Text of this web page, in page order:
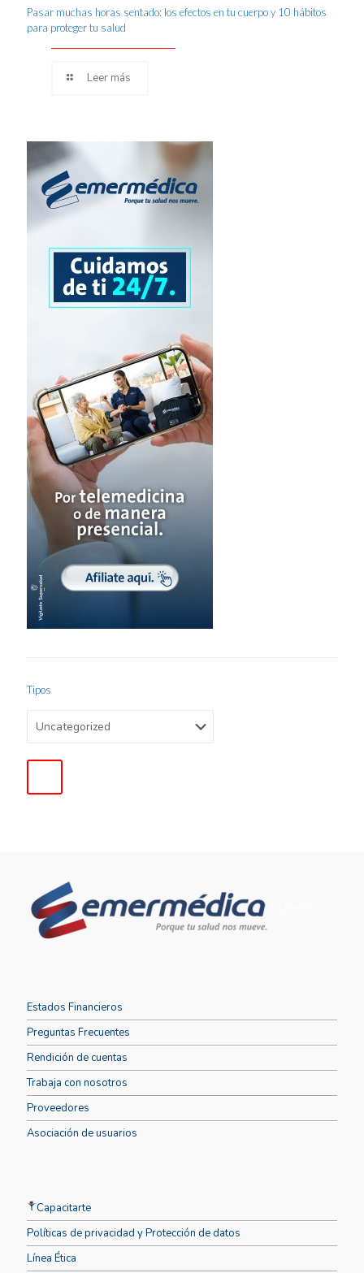
Pasar muchas horas sentado: los efectos en tu cuerpo y 10 hábitos
para proteger tu salud
Leer más
Tipos
Estados Financieros
Preguntas Frecuentes
Rendición de cuentas
Trabaja con nosotros
Proveedores
Asociación de usuarios
Capacitarte
Políticas de privacidad y Protección de datos
Línea Ética